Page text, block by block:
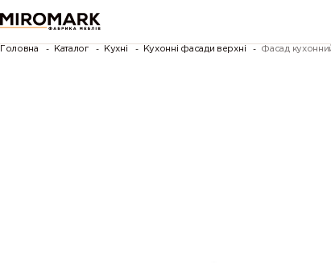
Головна Каталог Кухні Кухонні фасади верхні Фасад